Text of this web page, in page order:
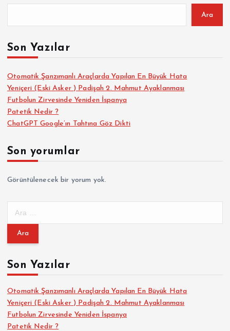
Ara
Son Yazılar
Otomatik Şanzımanlı Araçlarda Yapılan En Büyük Hata
Yeniçeri (Eski Asker ) Padişah 2. Mahmut Ayaklanması
Futbolun Zirvesinde Yeniden İspanya
Patetik Nedir ?
ChatGPT Google’ın Tahtına Göz Dikti
Son yorumlar
Görüntülenecek bir yorum yok.
m
:Son Yazılar
Otomatik Şanzımanlı Araçlarda Yapılan En Büyük Hata
Yeniçeri (Eski Asker ) Padişah 2. Mahmut Ayaklanması
Futbolun Zirvesinde Yeniden İspanya
Patetik Nedir ?